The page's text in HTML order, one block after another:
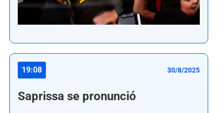
19:08 30/8/2025
Saprissa se pronunció